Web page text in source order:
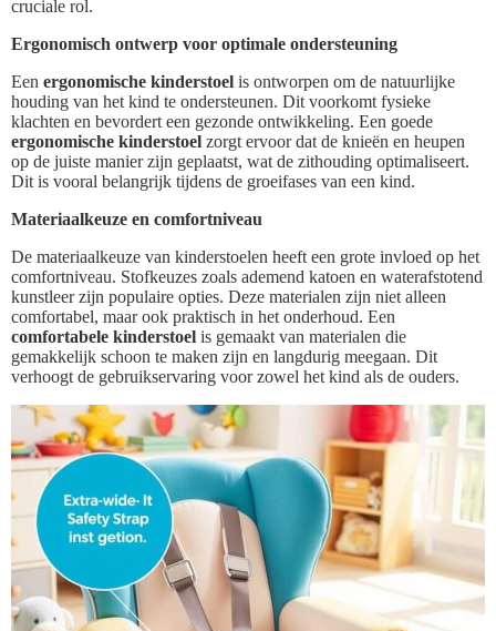
cruciale rol.
Ergonomisch ontwerp voor optimale ondersteuning
Een ergonomische kinderstoel is ontworpen om de natuurlijke
houding van het kind te ondersteunen. Dit voorkomt fysieke
klachten en bevordert een gezonde ontwikkeling. Een goede
ergonomische kinderstoel zorgt ervoor dat de knieën en heupen
op de juiste manier zijn geplaatst, wat de zithouding optimaliseert.
Dit is vooral belangrijk tijdens de groeifases van een kind.
Materiaalkeuze en comfortniveau
De materiaalkeuze van kinderstoelen heeft een grote invloed op het
comfortniveau. Stofkeuzes zoals ademend katoen en waterafstotend
kunstleer zijn populaire opties. Deze materialen zijn niet alleen
comfortabel, maar ook praktisch in het onderhoud. Een
comfortabele kinderstoel is gemaakt van materialen die
gemakkelijk schoon te maken zijn en langdurig meegaan. Dit
verhoogt de gebruikservaring voor zowel het kind als de ouders.